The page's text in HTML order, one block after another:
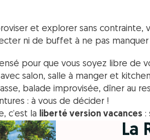
et explorer sans contrainte,
ni de buffet à ne pas manquer
pour que vous soyez libre de
salon, salle à manger et
balade improvisée, dîner au
: à vous de décider !
c’est la liberté version vacances :
La